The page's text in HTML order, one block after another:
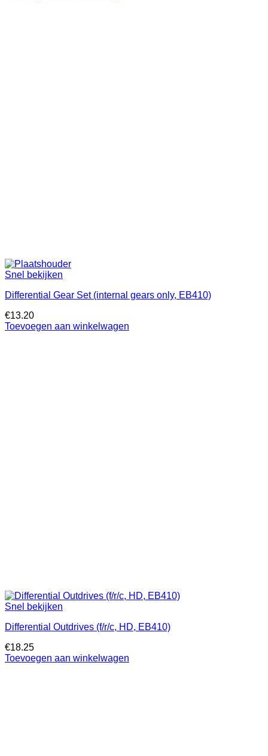
Snel bekijken
Differential Gear Set (internal gears only, EB410)
€13.20
Toevoegen aan winkelwagen
Snel bekijken
Differential Outdrives (f/r/c, HD, EB410)
€18.25
Toevoegen aan winkelwagen